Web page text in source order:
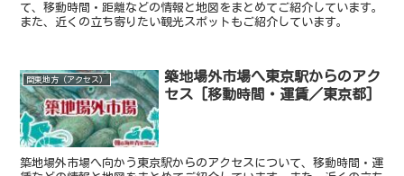
て、移動時間・距離などの情報と地図をまとめてご紹介しています。
また、近くの立ち寄りたい観光スポットもご紹介しています。
関東地方（アクセス）
築地場外市場へ東京駅からのアク
セス [移動時間・運賃／東京都]
築地場外市場へ向かう東京駅からのアクセスについて、移動時間・運